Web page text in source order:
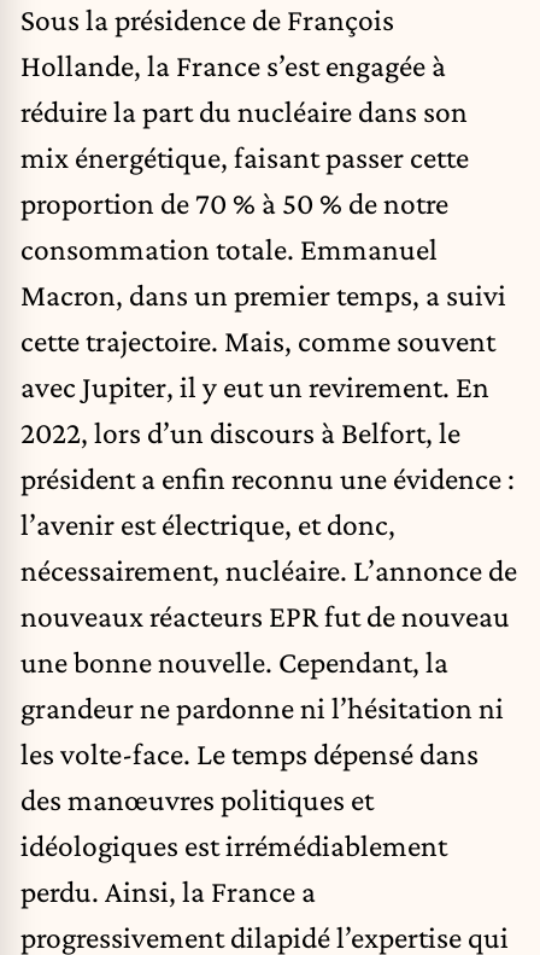
Sous la présidence de François
Hollande, la France s’est engagée à
réduire la part du nucléaire dans son
mix énergétique, faisant passer cette
proportion de 70 % à 50 % de notre
consommation totale. Emmanuel
Macron, dans un premier temps, a suivi
cette trajectoire. Mais, comme souvent
avec Jupiter, il y eut un revirement. En
2022, lors d’un discours à Belfort, le
président a enfin reconnu une évidence :
l’avenir est électrique, et donc,
nécessairement, nucléaire. L’annonce de
nouveaux réacteurs EPR fut de nouveau
une bonne nouvelle. Cependant, la
grandeur ne pardonne ni l’hésitation ni
les volte-face. Le temps dépensé dans
des manœuvres politiques et
idéologiques est irrémédiablement
perdu. Ainsi, la France a
progressivement dilapidé l’expertise qui